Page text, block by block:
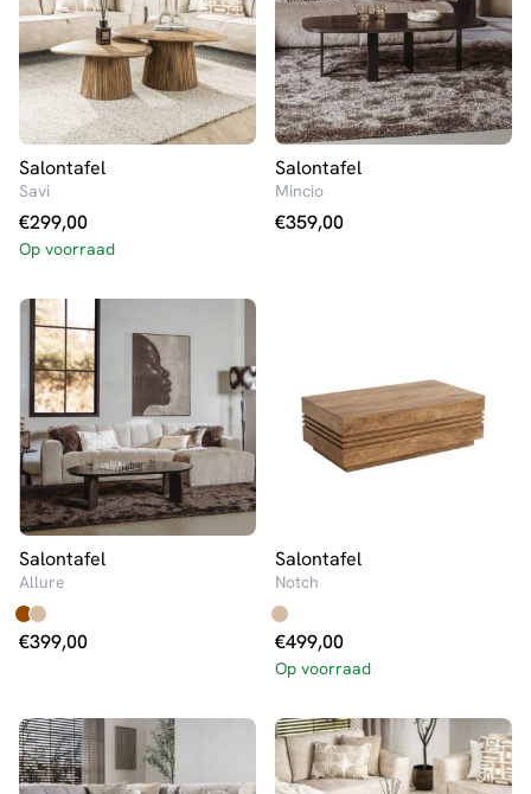
Salontafel
Savi
€299,00
Op voorraad
Salontafel
Mincio
€359,00
Salontafel
Allure
€399,00
Salontafel
Notch
€499,00
Op voorraad